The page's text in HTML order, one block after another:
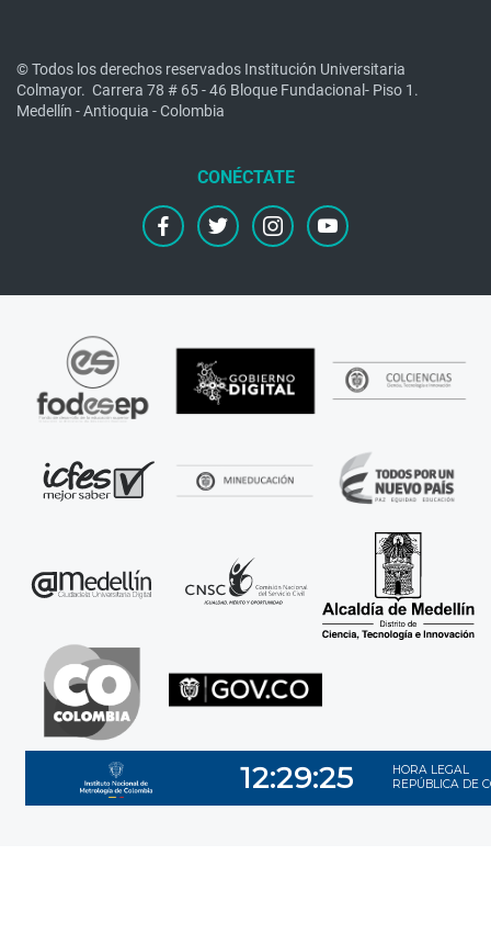
© Todos los derechos reservados Institución Universitaria
Colmayor. Carrera 78 # 65 - 46 Bloque Fundacional- Piso 1.
Medellín - Antioquia - Colombia